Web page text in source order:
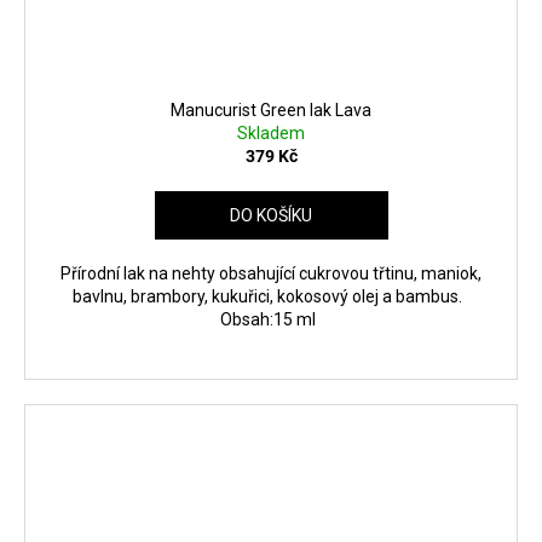
Manucurist Green lak Lava
Skladem
379 Kč
DO KOŠÍKU
Přírodní lak na nehty obsahující cukrovou třtinu, maniok,
bavlnu, brambory, kukuřici, kokosový olej a bambus.
Obsah:15 ml